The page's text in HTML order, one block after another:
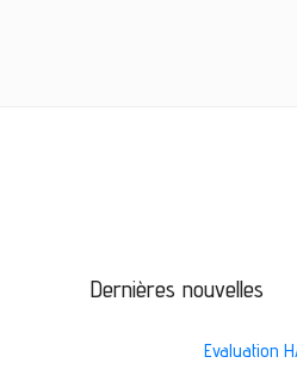
Dernières nouvelles